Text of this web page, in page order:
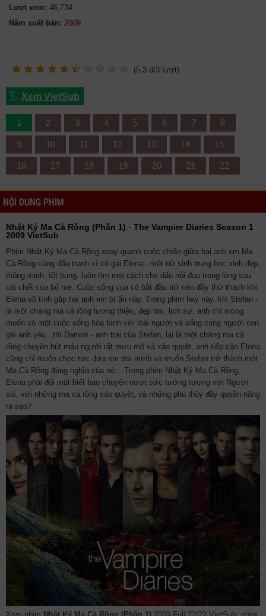
Lượt xem: 46,734
Năm xuất bản:
(5.3 đ/3 lượt)
Xem VietSub
1 2 3 4 5 6 7 8
9 10 11 12 13 14 15
16 17 18 19 20 21 22
NỘI DUNG PHIM
Nhật Ký Ma Cà Rồng (Phần 1) - The Vampire Diaries Season 1
2009 VietSub
Phim Nhật Ký Ma Cà Rồng xoay quanh cuộc chiến giữa hai anh em Ma
Cà Rồng cùng đấu tranh vì cô gái Elena - một nữ sinh trung học xinh đẹp,
thông minh, tốt bụng, luôn tìm mọi cách che dấu nỗi đau trong lòng sau
cái chết của bố mẹ. Cuộc sống của cô bắt đầu trở nên đầy thử thách khi
Elena vô tình gặp hai anh em bí ẩn này. Trong phim hay này, khi Stefan -
là một chàng ma cà rồng lương thiện, đẹp trai, lịch sự, anh chỉ mong
muốn có một cuộc sống hòa bình với loài người và sống cùng người con
gái anh yêu...thì Damon - anh trai của Stefan, lại là một chàng ma cà
rồng chuyên hút máu người rất mưu mô và xảo quyệt, anh tiếp cận Elena
cũng chỉ muốn chọc tức đứa em trai mình và muốn Stefan trở thành một
Ma Cà Rồng đúng nghĩa của nó... Trong phim Nhật Ký Ma Cà Rồng,
Elena phải đối mặt biết bao chuyện vượt sức tưởng tượng với Người
sói, với những ma cà rồng xảo quyệt, và những phù thủy đầy quyền năng
ra sao?